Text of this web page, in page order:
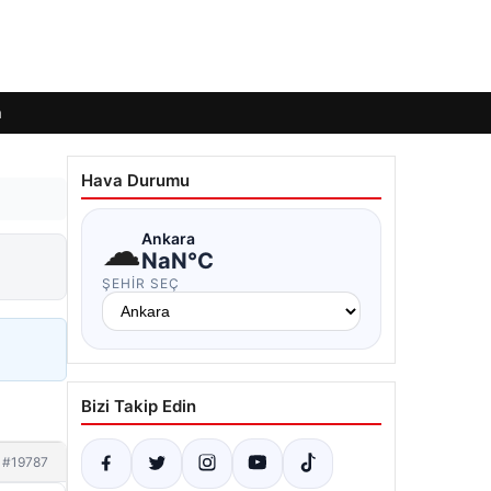
#19787
Hava Durumu
☁Ankara
NaN°C
ŞEHIR SEÇ
Bizi Takip Edin